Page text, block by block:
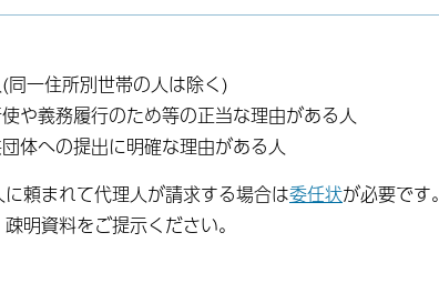
(同一住所別世帯の人は除く)
使や義務履行のため等の正当な理由がある人
団体への提出に明確な理由がある人
頼まれて代理人が請求する場合は委任状が必要です。
明資料をご提示ください。